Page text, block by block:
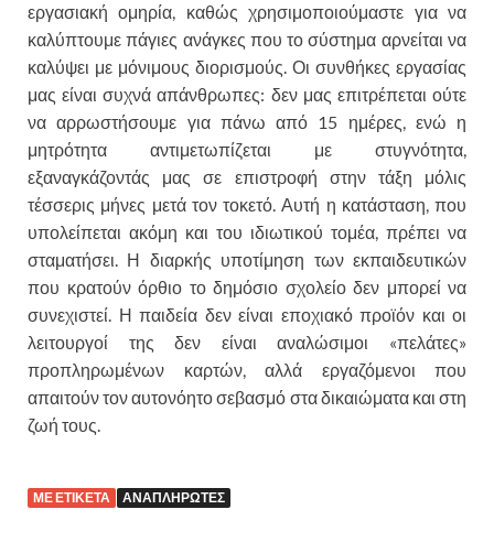
εργασιακή ομηρία, καθώς χρησιμοποιούμαστε για να
καλύπτουμε πάγιες ανάγκες που το σύστημα αρνείται να
καλύψει με μόνιμους διορισμούς. Οι συνθήκες εργασίας
μας είναι συχνά απάνθρωπες: δεν μας επιτρέπεται ούτε
να αρρωστήσουμε για πάνω από 15 ημέρες, ενώ η
μητρότητα αντιμετωπίζεται με στυγνότητα,
εξαναγκάζοντάς μας σε επιστροφή στην τάξη μόλις
τέσσερις μήνες μετά τον τοκετό. Αυτή η κατάσταση, που
υπολείπεται ακόμη και του ιδιωτικού τομέα, πρέπει να
σταματήσει. Η διαρκής υποτίμηση των εκπαιδευτικών
που κρατούν όρθιο το δημόσιο σχολείο δεν μπορεί να
συνεχιστεί. Η παιδεία δεν είναι εποχιακό προϊόν και οι
λειτουργοί της δεν είναι αναλώσιμοι «πελάτες»
προπληρωμένων καρτών, αλλά εργαζόμενοι που
απαιτούν τον αυτονόητο σεβασμό στα δικαιώματα και στη
ζωή τους.
ΜΕ ΕΤΙΚΕΤΑ ΑΝΑΠΛΗΡΩΤΕΣ